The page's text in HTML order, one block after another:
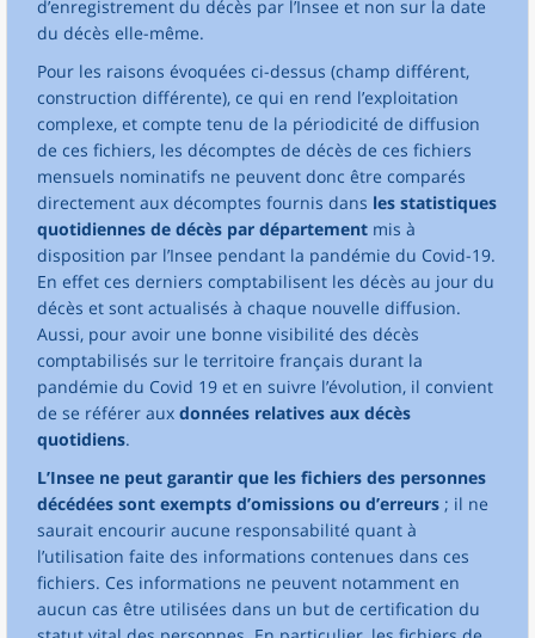
d’enregistrement du décès par l’Insee et non sur la date
du décès elle-même.
Pour les raisons évoquées ci-dessus (champ différent,
construction différente), ce qui en rend l’exploitation
complexe, et compte tenu de la périodicité de diffusion
de ces fichiers, les décomptes de décès de ces fichiers
mensuels nominatifs ne peuvent donc être comparés
directement aux décomptes fournis dans les statistiques
quotidiennes de décès par département mis à
disposition par l’Insee pendant la pandémie du Covid-19.
En effet ces derniers comptabilisent les décès au jour du
décès et sont actualisés à chaque nouvelle diffusion.
Aussi, pour avoir une bonne visibilité des décès
comptabilisés sur le territoire français durant la
pandémie du Covid 19 et en suivre l’évolution, il convient
de se référer aux données relatives aux décès
quotidiens.
L’Insee ne peut garantir que les fichiers des personnes
décédées sont exempts d’omissions ou d’erreurs ; il ne
saurait encourir aucune responsabilité quant à
l’utilisation faite des informations contenues dans ces
fichiers. Ces informations ne peuvent notamment en
aucun cas être utilisées dans un but de certification du